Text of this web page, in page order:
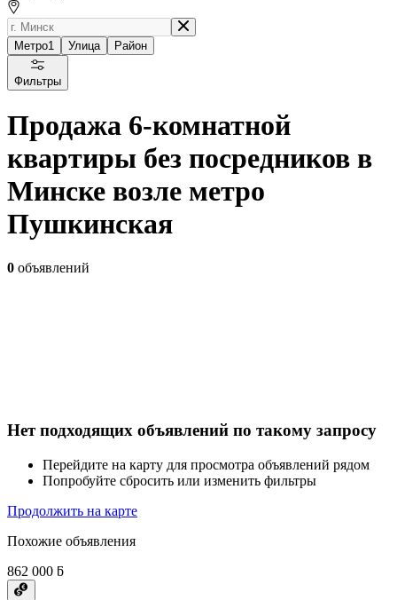
Метро1 Улица Район
Фильтры
Продажа 6-комнатной
квартиры без посредников в
Минске возле метро
Пушкинская
0 объявлений
Нет подходящих объявлений по такому запросу
Перейдите на карту для просмотра объявлений рядом
Попробуйте сбросить или изменить фильтры
Продолжить на карте
Похожие объявления
862 000 ƃ